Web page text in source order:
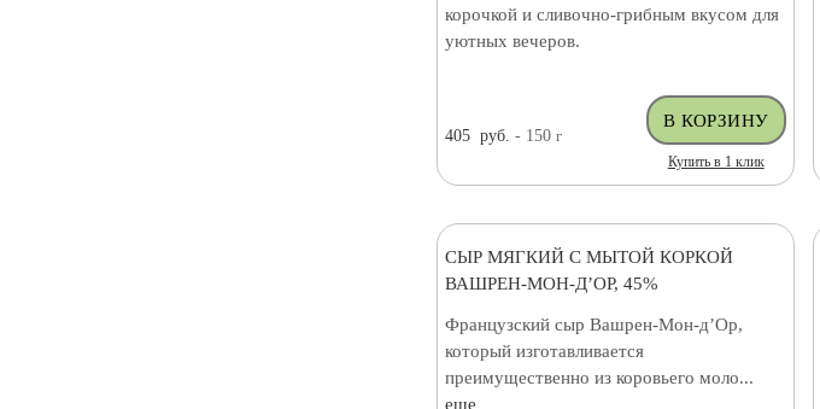
корочкой и сливочно-грибным вкусом для
уютных вечеров.
405 руб. - 150 г
Купить в 1 клик
СЫР МЯГКИЙ С МЫТОЙ КОРКОЙ
ВАШРЕН-МОН-Д’ОР, 45%
Французский сыр Вашрен-Мон-д’Ор,
который изготавливается
преимущественно из коровьего моло...
еще